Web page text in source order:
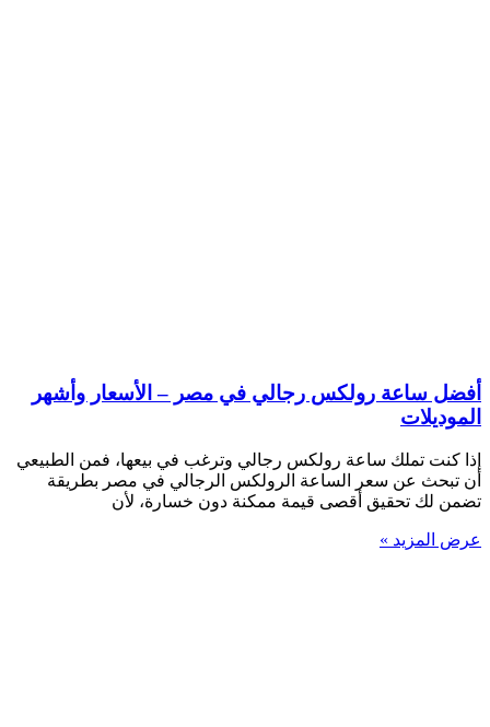
أفضل ساعة رولكس رجالي في مصر – الأسعار وأشهر
الموديلات
إذا كنت تملك ساعة رولكس رجالي وترغب في بيعها، فمن الطبيعي
أن تبحث عن سعر الساعة الرولكس الرجالي في مصر بطريقة
تضمن لك تحقيق أقصى قيمة ممكنة دون خسارة، لأن
عرض المزيد »